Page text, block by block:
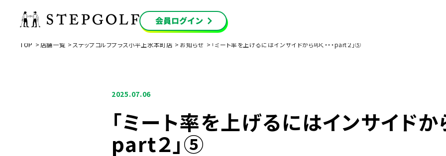
TOP 店舗一覧 ステップゴルフプラス小平上水本町店 お知らせ 「ミート率を上げるにはインサイドから叩く・・・part２」⑤
2025.07.06
「ミート率を上げるにはインサイドから
part２」⑤